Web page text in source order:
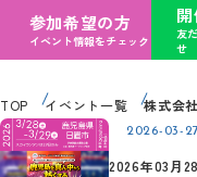
参加希望の方
イベント情報をチェック
友
せ
TOP イベント一覧 株式会
2026-03-27
2026年03月